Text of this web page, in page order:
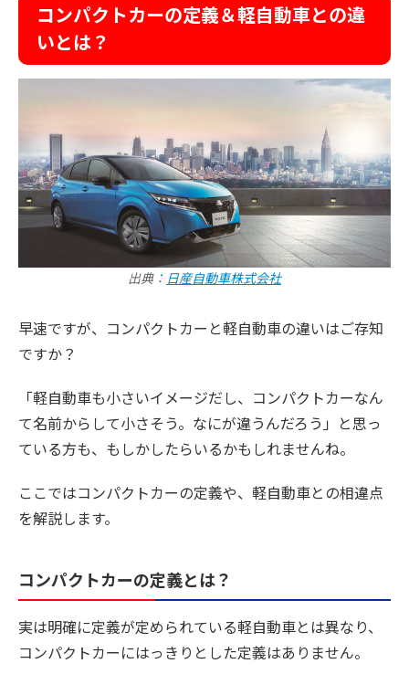
コンパクトカーの定義＆軽自動車との違
いとは？
出典： 日産自動車株式会社
早速ですが、コンパクトカーと軽自動車の違いはご存知
ですか？
「軽自動車も小さいイメージだし、コンパクトカーなん
て名前からして小さそう。なにが違うんだろう」と思っ
ている方も、もしかしたらいるかもしれませんね。
ここではコンパクトカーの定義や、軽自動車との相違点
を解説します。
コンパクトカーの定義とは？
実は明確に定義が定められている軽自動車とは異なり、
コンパクトカーにはっきりとした定義はありません。